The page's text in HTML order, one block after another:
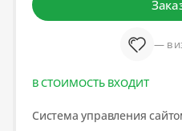
— в
В СТОИМОСТЬ ВХОДИТ
Система управления